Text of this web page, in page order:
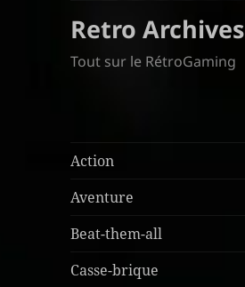
Retro Archives
Tout sur le RétroGaming
Action
Aventure
Beat-them-all
Casse-brique